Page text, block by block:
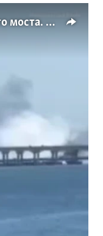
Дым и взрывы у Керченского моста. Что случилось?
available